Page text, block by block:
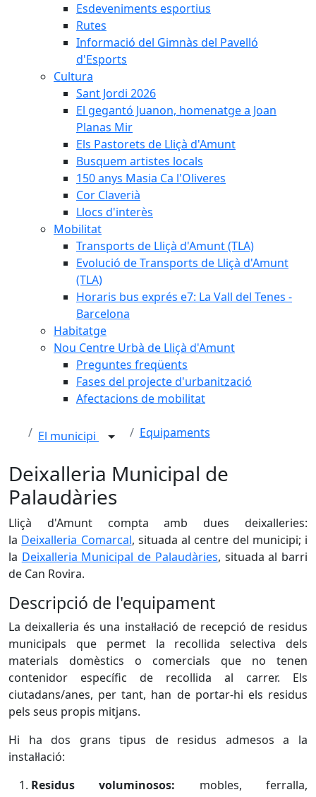
Esdeveniments esportius
Rutes
Informació del Gimnàs del Pavelló
d'Esports
Cultura
Sant Jordi 2026
El gegantó Juanon, homenatge a Joan
Planas Mir
Els Pastorets de Lliçà d'Amunt
Busquem artistes locals
150 anys Masia Ca l'Oliveres
Cor Claverià
Llocs d'interès
Mobilitat
Transports de Lliçà d'Amunt (TLA)
Evolució de Transports de Lliçà d'Amunt
(TLA)
Horaris bus exprés e7: La Vall del Tenes -
Barcelona
Habitatge
Nou Centre Urbà de Lliçà d'Amunt
Preguntes freqüents
Fases del projecte d'urbanització
Afectacions de mobilitat
El municipi Equipaments
Deixalleria Municipal de
Palaudàries
Lliçà d'Amunt compta amb dues deixalleries:
la Deixalleria Comarcal, situada al centre del municipi; i
la Deixalleria Municipal de Palaudàries, situada al barri
de Can Rovira.
Descripció de l'equipament
La deixalleria és una instal·lació de recepció de residus
municipals que permet la recollida selectiva dels
materials domèstics o comercials que no tenen
contenidor específic de recollida al carrer. Els
ciutadans/anes, per tant, han de portar-hi els residus
pels seus propis mitjans.
Hi ha dos grans tipus de residus admesos a la
instal·lació:
Residus voluminosos: mobles, ferralla,